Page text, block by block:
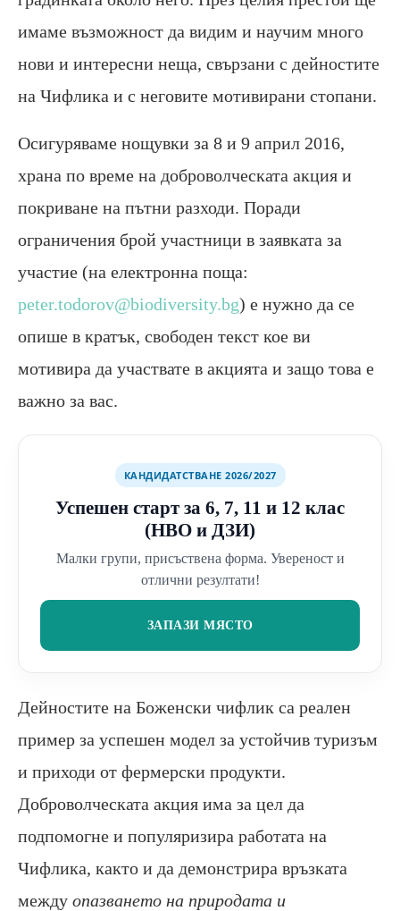
имаме възможност да видим и научим много
нови и интересни неща, свързани с дейностите
на Чифлика и с неговите мотивирани стопани.
Осигуряваме нощувки за 8 и 9 април 2016,
храна по време на доброволческата акция и
покриване на пътни разходи. Поради
ограничения брой участници в заявката за
участие (на електронна поща:
peter.todorov@biodiversity.bg) е нужно да се
опише в кратък, свободен текст кое ви
мотивира да участвате в акцията и защо това е
важно за вас.
КАНДИДАТСТВАНЕ 2026/2027
Успешен старт за 6, 7, 11 и 12 клас
(НВО и ДЗИ)
Малки групи, присъствена форма. Увереност и
отлични резултати!
ЗАПАЗИ МЯСТО
Дейностите на Боженски чифлик са реален
пример за успешен модел за устойчив туризъм
и приходи от фермерски продукти.
Доброволческата акция има за цел да
подпомогне и популяризира работата на
Чифлика, както и да демонстрира връзката
между опазването на природата и